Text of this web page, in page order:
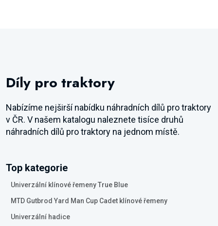
Díly pro traktory
Nabízíme nejširší nabídku náhradních dílů pro traktory
v ČR. V našem katalogu naleznete tisíce druhů
náhradních dílů pro traktory na jednom místě.
Top kategorie
Univerzální klínové řemeny True Blue
MTD Gutbrod Yard Man Cup Cadet klínové řemeny
Univerzální hadice